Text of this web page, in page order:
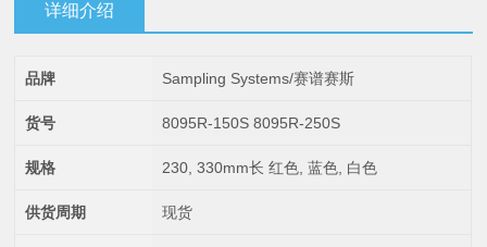
详细介绍
品牌 Sampling Systems/赛谱赛斯
货号 8095R-150S 8095R-250S
规格 230, 330mm长 红色, 蓝色, 白色
供货周期 现货